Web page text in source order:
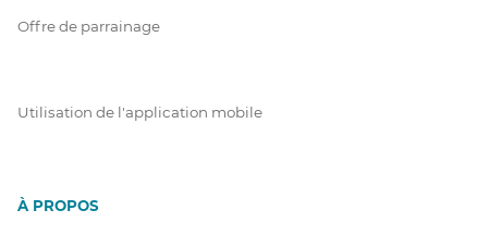
Offre de parrainage
Utilisation de l'application mobile
À PROPOS